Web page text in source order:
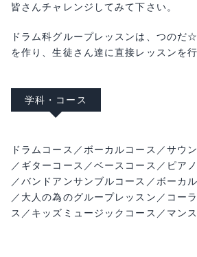
皆さんチャレンジしてみて下さい。
ドラム科グループレッスンは、つのだ
を作り、生徒さん達に直接レッスンを行
学科・コース
ドラムコース／ボーカルコース／サウ
／ギターコース／ベースコース／ピア
／バンドアンサンブルコース／ボーカ
／大人の為のグループレッスン／コー
ス／キッズミュージックコース／マン